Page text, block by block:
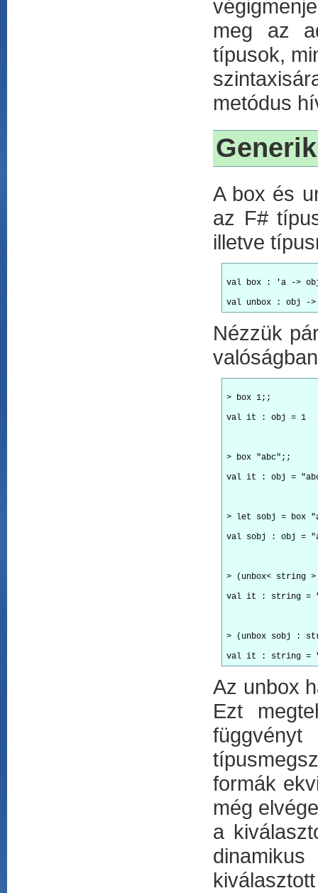
meg az
típusok,
metódus
A box és
az F#
illetve
val box : 'a ->
Nézzük
> box 1;;
val it : obj = 1
> box "abc";;
val it : obj =
> let sobj = box
val sobj : obj =
> (unbox< string
val it : string =
> (unbox sobj :
Az unbox
Ezt
formák
még
a